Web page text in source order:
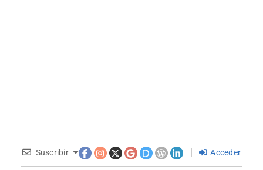
Suscribir Acceder